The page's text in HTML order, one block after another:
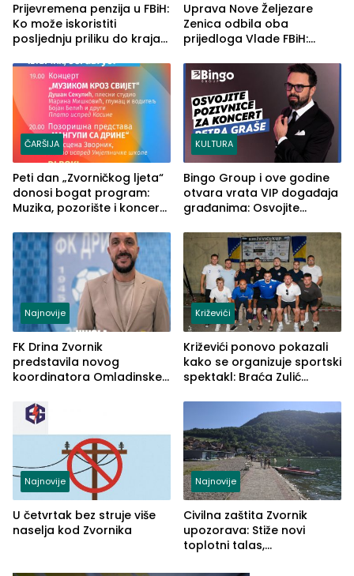
Prijevremena penzija u FBiH:
Ko može iskoristiti
posljednju priliku do kraja
Uprava Nove Željezare
Zenica odbila oba
prijedloga Vlade FBiH:
rješenje
ČARŠIJA
Peti dan „Zvorničkog ljeta“
donosi bogat program:
Muzika, pozorište i koncert
KULTURA
Bingo Group i ove godine
otvara vrata VIP događaja
građanima: Osvojite
Graše
Najnovije
FK Drina Zvornik
predstavila novog
koordinatora Omladinske
Križevići
Križevići ponovo pokazali
kako se organizuje sportski
spektakl: Braća Zulić
Najnovije
U četvrtak bez struje više
naselja kod Zvornika
Najnovije
Civilna zaštita Zvornik
upozorava: Stiže novi
toplotni talas,